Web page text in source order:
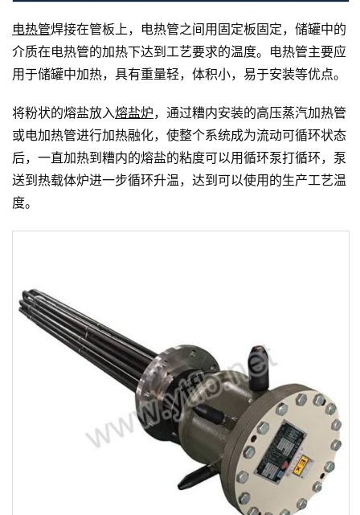
电热管焊接在管板上，电热管之间用固定板固定，储罐中的
介质在电热管的加热下达到工艺要求的温度。电热管主要应
用于储罐中加热，具有重量轻，体积小，易于安装等优点。
将粉状的熔盐放入熔盐炉，通过糟内安装的高压蒸汽加热管
或电加热管进行加热融化，使整个系统成为流动可循环状态
后，一直加热到糟内的熔盐的粘度可以用循环泵打循环，泵
送到热载体炉进一步循环升温，达到可以使用的生产工艺温
度。